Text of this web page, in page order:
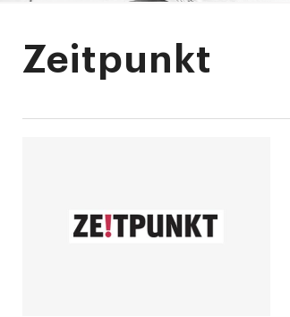
Zeitpunkt